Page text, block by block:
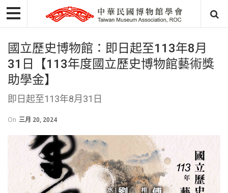
國立歷史博物館：即日起至113年8月
31日【113年度國立歷史博物館藝術獎
助學金】
即日起至113年8月31日
On 三月 20, 2024